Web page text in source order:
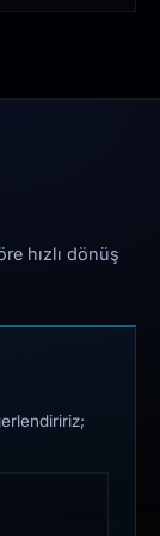
hızlı dönüş